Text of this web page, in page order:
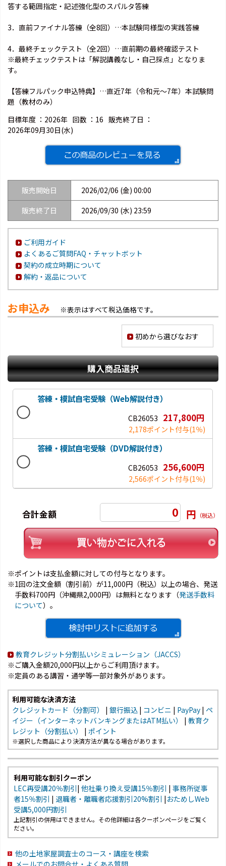
答する範囲指定・記述強化型のスパルタ答練
3．直前ファイナル答練（全8回）…本試験同様型の実践答練
4．最終チェックテスト（全2回）…直前期の最終確認テスト
※最終チェックテストは「解説講義なし・自己採点」となりま
す。
【答練フルパック申込特典】…直近7年（令和元～7年）本試験問
題（教材のみ）
目標年度 ： 2026年 回数 ： 16 販売終了日 ：
2026年09月30日(水)
販売開始日
2026/02/06 (金) 00:00
販売終了日
2026/09/30 (水) 23:59
ご利用ガイド
よくあるご質問FAQ・チャットボット
契約の成立時期について
解約・返品について
お申込み ※表示はすべて税込価格です。
初めから選びなおす
購入商品選択
答練・模試自宅受験（Web解説付き）
CB26053 217,800円
2,178ポイント付与(1％)
答練・模試自宅受験（DVD解説付き）
CB26053 256,600円
2,566ポイント付与(1％)
合計金額 0 円 （税込）
※ポイントは支払金額に対しての付与となります。
※1回の注文金額（割引前）が11,000円（税込）以上の場合、発送
手数料700円（沖縄県2,000円）は無料となります（発送手数料
について）。
教育クレジット分割払いシミュレーション（JACCS）
※ご購入金額20,000円以上からご利用頂けます。
※定員のある講習・通学等一部対象外があります。
利用可能な決済方法
クレジットカード（分割可）
| 銀行振込 | コンビニ | PayPay | ペ
イジー（インターネットバンキングまたはATM払い）
| 教育ク
レジット（分割払い）
| ポイント
※選択した商品により決済方法が異なる場合があります。
利用可能な割引クーポン
LEC再受講20％割引| 他社乗り換え受講15％割引 | 事務所従事
者15％割引 | 退職者・離職者応援割引20%割引 | おためしWeb
受講5,000円割引
上記割引の併用はできません。その他詳細は各クーポンページをご覧く
ださい。
他の土地家屋調査士のコース・講座を検索